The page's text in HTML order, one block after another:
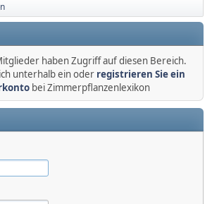
haben Zugriff auf diesen Bereich.
unterhalb ein oder registrieren Sie ein
bei Zimmerpflanzenlexikon